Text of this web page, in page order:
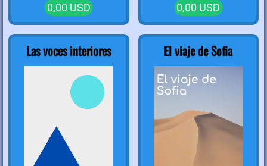
0,00 USD 0,00 USD
Las voces interiores El viaje de Sofia